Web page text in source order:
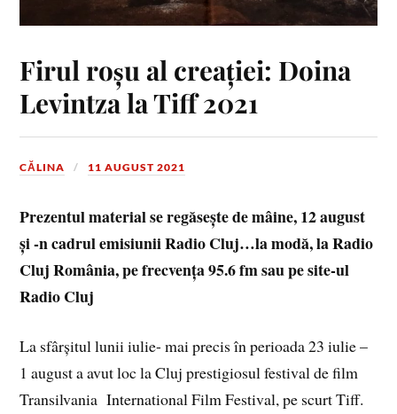
Firul roșu al creației: Doina
Levintza la Tiff 2021
CĂLINA 11 AUGUST 2021
Prezentul material se regăsește de mâine, 12 august
și -n cadrul emisiunii Radio Cluj…la modă, la Radio
Cluj România, pe frecvența 95.6 fm sau pe site-ul
Radio Cluj
La sfârșitul lunii iulie- mai precis în perioada 23 iulie –
1 august a avut loc la Cluj prestigiosul festival de film
Transilvania International Film Festival, pe scurt Tiff.